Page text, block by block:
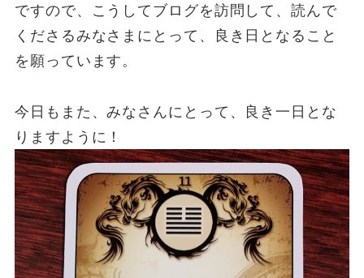
ですので、こうしてブログを訪問して、読んで
くださるみなさまにとって、良き日となること
を願っています。
今日もまた、みなさんにとって、良き一日とな
りますように！